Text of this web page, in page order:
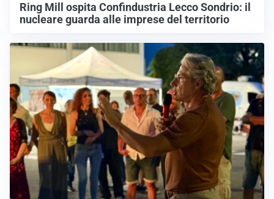
Ring Mill ospita Confindustria Lecco Sondrio: il
nucleare guarda alle imprese del territorio